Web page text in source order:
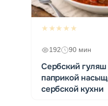
★★★★★
192 90 мин
Сербский
паприкой
сербской кухни